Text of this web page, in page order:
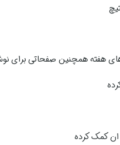
هفته همچنین صفحاتی برای
ان کمک کرده